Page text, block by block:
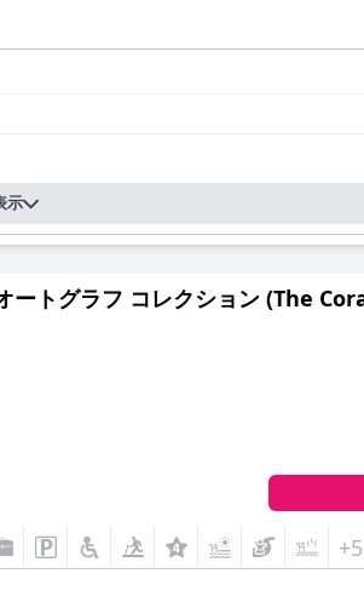
示
ートグラフ コレクション (The
+5